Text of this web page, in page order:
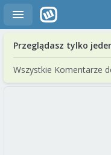
Przeglądasz tylko
Wszystkie Komentarze